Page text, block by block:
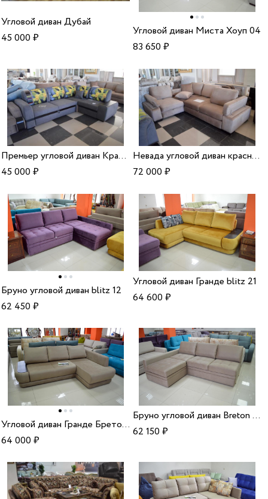
Угловой диван Дубай
45 000₽
Угловой диван Миста Хоуп 04
83 650₽
Премьер угловой диван Краснодар
45 000₽
Невада угловой диван краснодар
72 000₽
Бруно угловой диван blitz 12
62 450₽
Угловой диван Гранде blitz 21
64 600₽
Угловой диван Гранде Бретон Вижен
64 000₽
Бруно угловой диван Breton vision
62 150₽